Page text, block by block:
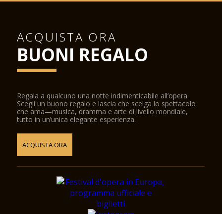
ACQUISTA ORA
BUONI REGALO
Regala a qualcuno una notte indimenticabile all’opera.
Scegli un buono regalo e lascia che scelga lo spettacolo
che ama—musica, dramma e arte di livello mondiale,
tutto in un’unica elegante esperienza.
ACQUISTA ORA